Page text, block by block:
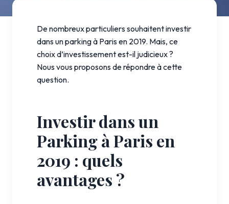
De nombreux particuliers souhaitent investir
dans un parking à Paris en 2019. Mais, ce
choix d’investissement est-il judicieux ?
Nous vous proposons de répondre à cette
question.
Investir dans un
Parking à Paris en
2019 : quels
avantages ?